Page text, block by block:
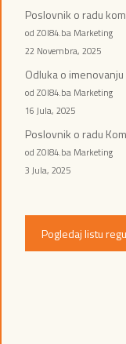
Poslovnik o radu
od ZOI84.ba Marketing
22 Novembra, 2025
Odluka o
od ZOI84.ba Marketing
16 Jula, 2025
Poslovnik o radu
od ZOI84.ba Marketing
3 Jula, 2025
Pogledaj listu